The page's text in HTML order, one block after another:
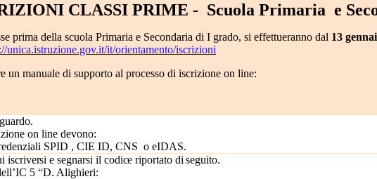
CLASSI PRIME - Scuola Primaria e
prima della scuola Primaria e Secondaria di I grado, si effettueranno dal 13
unica.istruzione.gov.it/it/orientamento/iscrizioni
un manuale di supporto al processo di iscrizione on line:
on line devono:
SPID , CIE ID, CNS o eIDAS.
iscriversi esegnarsi il codice riportato di seguito.
5 “D. Alighieri: